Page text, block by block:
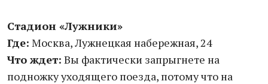
Стадион «Лужники»
Где: Москва, Лужнецкая набережная, 24
Что ждет: Вы фактически запрыгнете на
подножку уходящего поезда, потому что на